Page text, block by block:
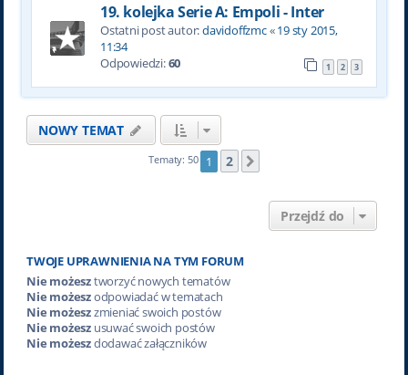
19. kolejka Serie A: Empoli - Inter
Ostatni post autor:davidoffzmc«19 sty 2015,
11:34
Odpowiedzi:60 1 2 3
NOWY TEMAT
Tematy: 50 1 2
Przejdź do
TWOJE UPRAWNIENIA NA TYM FORUM
Nie możesztworzyć nowych tematów
Nie możeszodpowiadać w tematach
Nie możeszzmieniać swoich postów
Nie możeszusuwać swoich postów
Nie możeszdodawać załączników